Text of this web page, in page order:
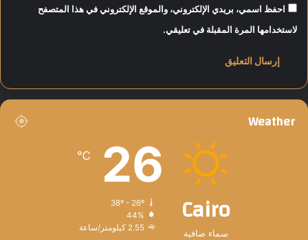
ب
احفظ اسمي، بريدي الإلكتروني، والموقع الإلكتروني في هذا المتصفح
لاستخدامها المرة المقبلة في تعليقي.
Weather
Cairo
سماء صافية
26
℃
38º - 26º
44%
2.55 كيلومتر/ساعة